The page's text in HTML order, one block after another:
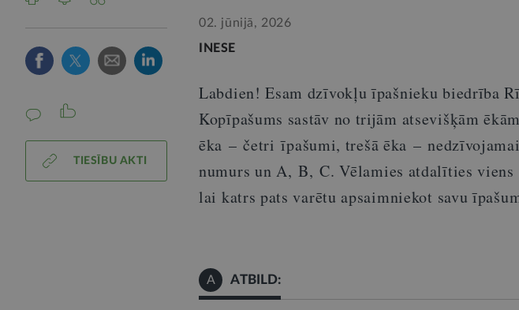
TIESĪBU AKTI
02. jūnijā, 2026
INESE
Labdien! Esam dzīvokļu īpašnieku biedrība
Kopīpašums sastāv no trijām atsevišķām
ēka – četri īpašumi, trešā ēka –
numurs un A, B, C. Vēlamies atdalīties viens
lai katrs pats varētu apsaimniekot savu
A ATBILD: